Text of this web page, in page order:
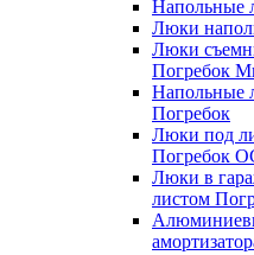
Напольные
Люки
Люки
Погребок
Напольные
Погребок
Люки под
Погребок
Люки в
листом